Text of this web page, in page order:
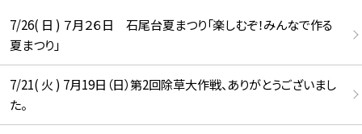
7/26( 日 ) ７月２６日 石尾台夏まつり「楽しむぞ！みんなで作る
夏まつり」
7/21( 火 ) 7月19日（日）第2回除草大作戦、ありがとうございまし
た。